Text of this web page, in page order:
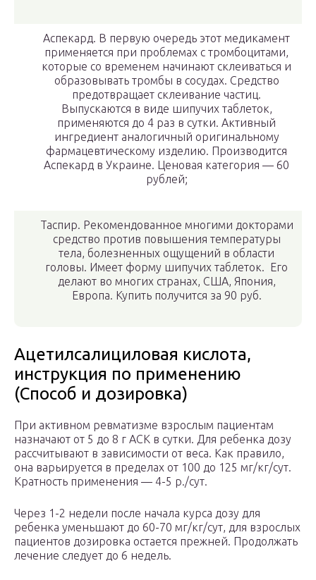
Аспекард. В первую очередь этот медикамент
применяется при проблемах с тромбоцитами,
которые со временем начинают склеиваться и
образовывать тромбы в сосудах. Средство
предотвращает склеивание частиц.
Выпускаются в виде шипучих таблеток,
применяются до 4 раз в сутки. Активный
ингредиент аналогичный оригинальному
фармацевтическому изделию. Производится
Аспекард в Украине. Ценовая категория — 60
рублей;
Таспир. Рекомендованное многими докторами
средство против повышения температуры
тела, болезненных ощущений в области
головы. Имеет форму шипучих таблеток. Его
делают во многих странах, США, Япония,
Европа. Купить получится за 90 руб.
Ацетилсалициловая кислота,
инструкция по применению
(Способ и дозировка)
При активном ревматизме взрослым пациентам
назначают от 5 до 8 г АСК в сутки. Для ребенка дозу
рассчитывают в зависимости от веса. Как правило,
она варьируется в пределах от 100 до 125 мг/кг/сут.
Кратность применения — 4-5 р./сут.
Через 1-2 недели после начала курса дозу для
ребенка уменьшают до 60-70 мг/кг/сут, для взрослых
пациентов дозировка остается прежней. Продолжать
лечение следует до 6 недель.